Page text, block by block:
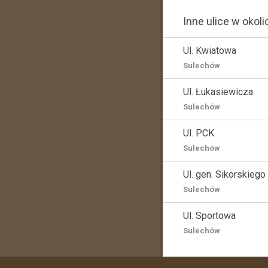
Inne ulice w
Ul. Kwiatowa
Sulechów
Ul. Łukasiewicza
Sulechów
Ul. PCK
Sulechów
Ul. gen. Sikorskiego
Sulechów
Ul. Sportowa
Sulechów